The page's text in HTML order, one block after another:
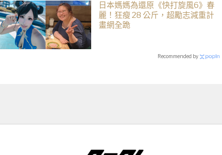
日本媽媽為還原《快打旋風6》春
麗！狂瘦 28 公斤，超勵志減重計
畫網全跪
Recommended by